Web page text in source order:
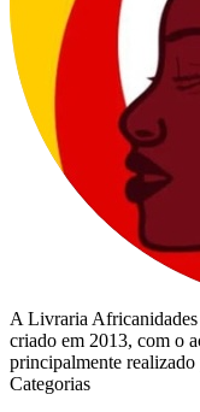
A Livraria Africanidades
criado em 2013, com o
principalmente realizado
Categorias